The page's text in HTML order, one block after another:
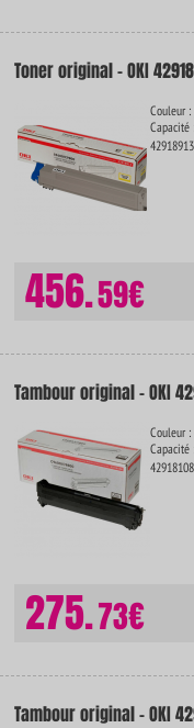
Toner original - OKI
Couleur
Capacité :
42918913
456.59€
Tambour original - OKI
Couleur :
42918108
275.73€
Tambour original - OKI